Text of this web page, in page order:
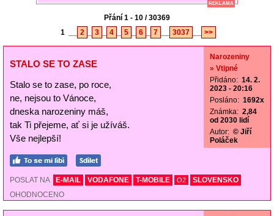
REKLAMA
Přání 1 - 10 / 30369
1
2 3 4 5 6 7 3037 >>
STALO SE TO ZASE
Stalo se to zase, po roce,
ne, nejsou to Vánoce,
dneska narozeniny máš,
tak Ti přejeme, ať si je užíváš.
Vše nejlepší!
Narozeniny
» Vtipné
Přidáno: 14. 2.
2023 - 20:16
Posláno: 1692x
Známka: 2,84
od 2030 lidí
Autor: © Jiří
Poláček
POSLAT NA E-MAIL VODAFONE T-MOBILE O2
SLOVENSKO
OHODNOCENO